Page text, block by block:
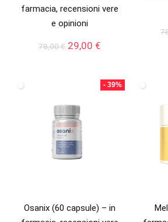
farmacia, recensioni vere
e opinioni
78,00€ Il
78,00 €.
29,00 €Il
è:
29,00 €.
- 39%
Osanix (60 capsule) – in